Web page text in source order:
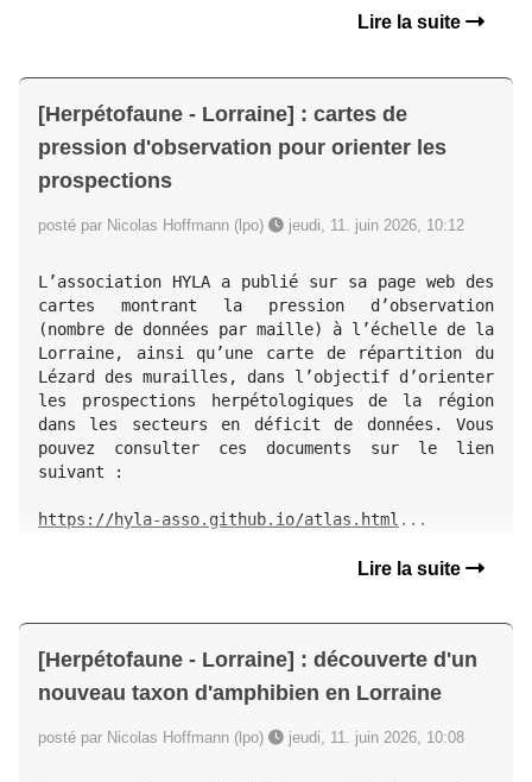
Lire la suite
[Herpétofaune - Lorraine] : cartes de
pression d'observation pour orienter les
prospections
posté par Nicolas Hoffmann (lpo) jeudi, 11. juin 2026, 10:12
L’association HYLA a publié sur sa page web des
cartes montrant la pression d’observation
(nombre de données par maille) à l’échelle de la
Lorraine, ainsi qu’une carte de répartition du
Lézard des murailles, dans l’objectif d’orienter
les prospections herpétologiques de la région
dans les secteurs en déficit de données. Vous
pouvez consulter ces documents sur le lien
suivant :
https://hyla-asso.github.io/atlas.html ...
Lire la suite
[Herpétofaune - Lorraine] : découverte d'un
nouveau taxon d'amphibien en Lorraine
posté par Nicolas Hoffmann (lpo) jeudi, 11. juin 2026, 10:08